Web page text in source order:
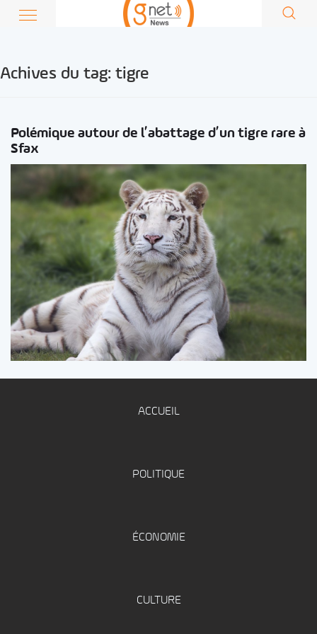
Achives du tag: tigre
Polémique autour de l’abattage d’un tigre rare à
Sfax
ACCUEIL
POLITIQUE
ÉCONOMIE
CULTURE